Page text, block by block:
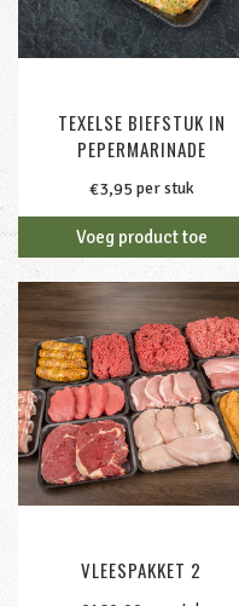
TEXELSE BIEFSTUK IN
PEPERMARINADE
€3,95 per stuk
Voeg product toe
VLEESPAKKET 2